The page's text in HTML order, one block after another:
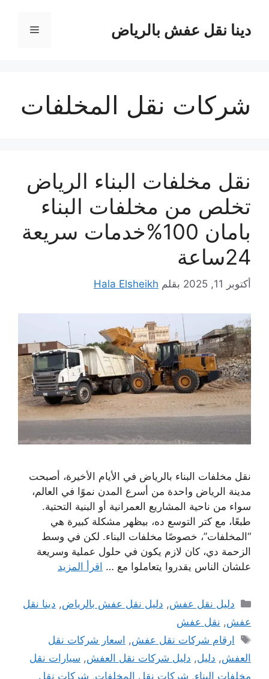
المحتوىدينا نقل عفش بالرياض القائمة
شركات نقل المخلفات
نقل مخلفات البناء الرياض
تخلص من مخلفات البناء
بامان 100%خدمات سريعة
24ساعة
أكتوبر 11, 2025 بقلم Hala Elsheikh
نقل مخلفات البناء بالرياض في الأيام الأخيرة، أصبحت
مدينة الرياض واحدة من أسرع المدن نموًا في العالم،
سواء من ناحية المشاريع العمرانية أو البنية التحتية.
طبعًا، مع كتر التوسع ده، بيظهر مشكلة كبيرة هي
“المخلفات”، خصوصًا مخلفات البناء. لكن في وسط
الزحمة دي، كان لازم يكون في حلول عملية وسريعة
علشان الناس يقدروا يتعاملوا مع … اقرأ المزيد
التصنيفات
دليل نقل عفش, دليل نقل عفش بالرياض, دينا نقل
عفش, نقل عفش
الوسوم
ارقام شركات نقل عفش, اسعار شركات نقل
العفش, دليل, دليل شركات نقل العفش, سيارات نقل
مخلفات البناء, شركات نقل المخلفات, شركات نقل